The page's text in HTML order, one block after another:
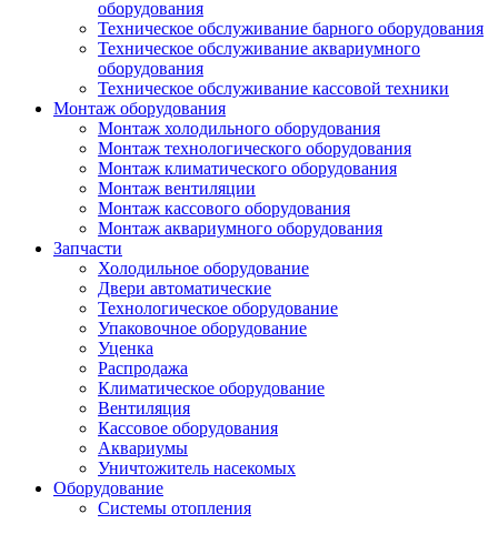
оборудования
Техническое обслуживание барного оборудования
Техническое обслуживание аквариумного
оборудования
Техническое обслуживание кассовой техники
Монтаж оборудования
Монтаж холодильного оборудования
Монтаж технологического оборудования
Монтаж климатического оборудования
Монтаж вентиляции
Монтаж кассового оборудования
Монтаж аквариумного оборудования
Запчасти
Холодильное оборудование
Двери автоматические
Технологическое оборудование
Упаковочное оборудование
Уценка
Распродажа
Климатическое оборудование
Вентиляция
Кассовое оборудования
Аквариумы
Уничтожитель насекомых
Оборудование
Системы отопления